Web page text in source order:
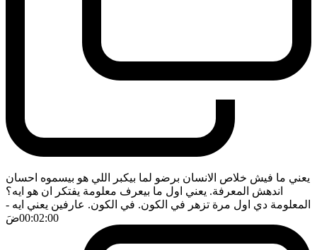
يعني ما فيش خلاص الانسان برضو لما بيكبر اللي هو بيسموه احسان
اندهش المعرفة. يعني اول ما بيعرف معلومة يفتكر ان هو ايه؟
المعلومة دي اول مرة تزهر في الكون. في الكون. عارفين يعني ايه -
00:02:00ضَ